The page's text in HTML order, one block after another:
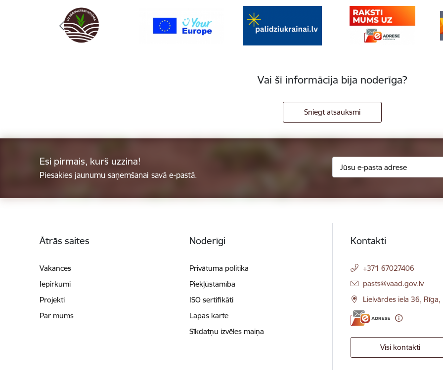
Vai šī informācija bija noderīga?
Sniegt atsauksmi
Esi pirmais, kurš uzzina!
Piesakies jaunumu saņemšanai savā e-pastā.
Ātrās saites
Vakances
Iepirkumi
Projekti
Par mums
Noderīgi
Privātuma politika
Piekļūstamība
ISO sertifikāti
Lapas karte
Sīkdatņu izvēles maiņa
Kontakti
+371 67027406
E-pasts:
pasts@vaad.gov.lv
Lielvārdes iela 36, Rīga,
Visi kontakti